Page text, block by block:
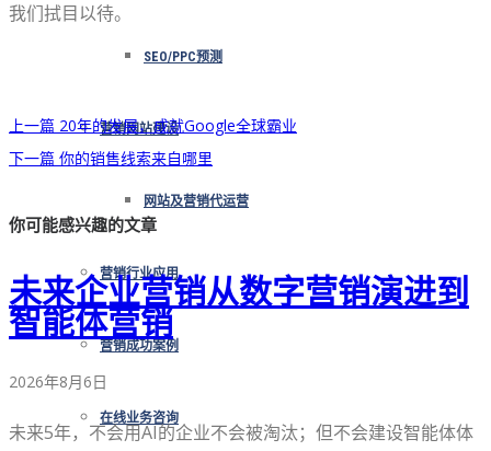
SEO/PPC预测
营销网站建设
网站及营销代运营
营销行业应用
营销成功案例
在线业务咨询
我们拭目以待。
上一篇 20年的发展，成就Google全球霸业
下一篇 你的销售线索来自哪里
你可能感兴趣的文章
未来企业营销从数字营销演进到
智能体营销
2026年8月6日
未来5年，不会用AI的企业不会被淘汰；但不会建设智能体体